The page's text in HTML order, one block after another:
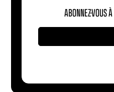
ABONNEZ-VOUS